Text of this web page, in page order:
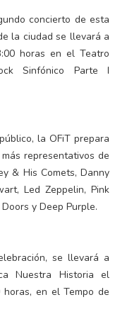
concierto de esta
la ciudad se llevará a
horas en el Teatro
Sinfónico Parte I
la OFiT prepara
representativos de
& His Comets, Danny
Led Zeppelin, Pink
y Deep Purple.
se llevará a
Nuestra Historia el
en el Tempo de